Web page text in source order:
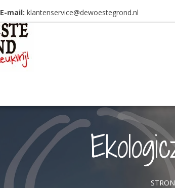
E-mail: klantenservice@dewoestegrond.nl